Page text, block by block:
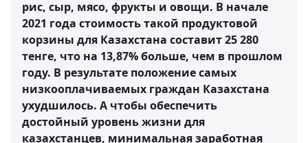
рис, сыр, мясо, фрукты и овощи. В начале
2021 года стоимость такой продуктовой
корзины для Казахстана составит 25 280
тенге, что на 13,87% больше, чем в прошлом
году. В результате положение самых
низкооплачиваемых граждан Казахстана
ухудшилось. А чтобы обеспечить
достойный уровень жизни для
казахстанцев, минимальная заработная